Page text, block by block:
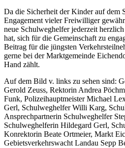
Da die Sicherheit der Kinder auf dem
Engagement vieler Freiwilliger
neue Schulweghelfer jederzeit
hat, sich für die Gemeinschaft zu
Beitrag für die jüngsten
gerne bei der Marktgemeinde
Hand zählt.
Auf dem Bild v. links zu sehen sind:
Gerold Zeuss, Rektorin Andrea
Funk, Polizeihauptmeister Michael
Gerl, Schulweghelfer Willi Karg,
Ansprechpartnerin Schulweghelfer
Schulweghelferin Hildegard Gerl,
Konrektorin Beate Ortmeier, Markt
Gebietsverkehrswacht Landau Sepp